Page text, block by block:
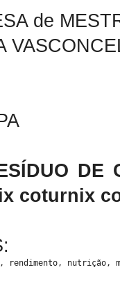
de
DE
coturnix
nutrição,